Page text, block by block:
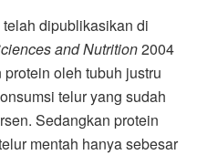
dipublikasikan di
and Nutrition2004
oleh tubuh justru
telur yang sudah
Sedangkan protein
mentah hanya sebesar